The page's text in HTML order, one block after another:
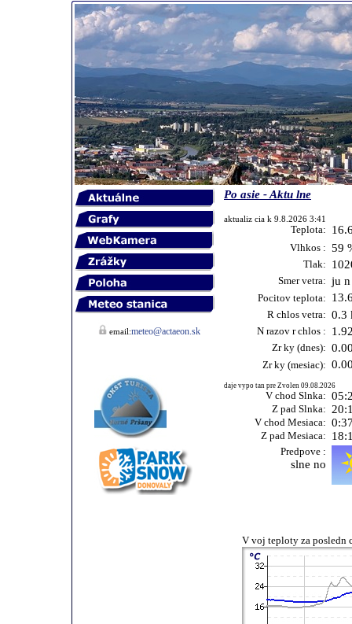
email:meteo@actaeon.sk
Po asie - Aktu lne
aktualiz cia k 9.8.2026 3:41
Teplota:
Vlhkos : 59
Tlak:
Smer vetra: ju n
Pocitov teplota:
R chlos vetra: 0.3
N razov r chlos :
Zr ky (dnes):
Zr ky (mesiac):
daje vypo tan pre Zvolen 09.08.2026
V chod Slnka:
Z pad Slnka:
V chod Mesiaca:
Z pad Mesiaca:
Predpove :
slne no
V voj teploty za posledn